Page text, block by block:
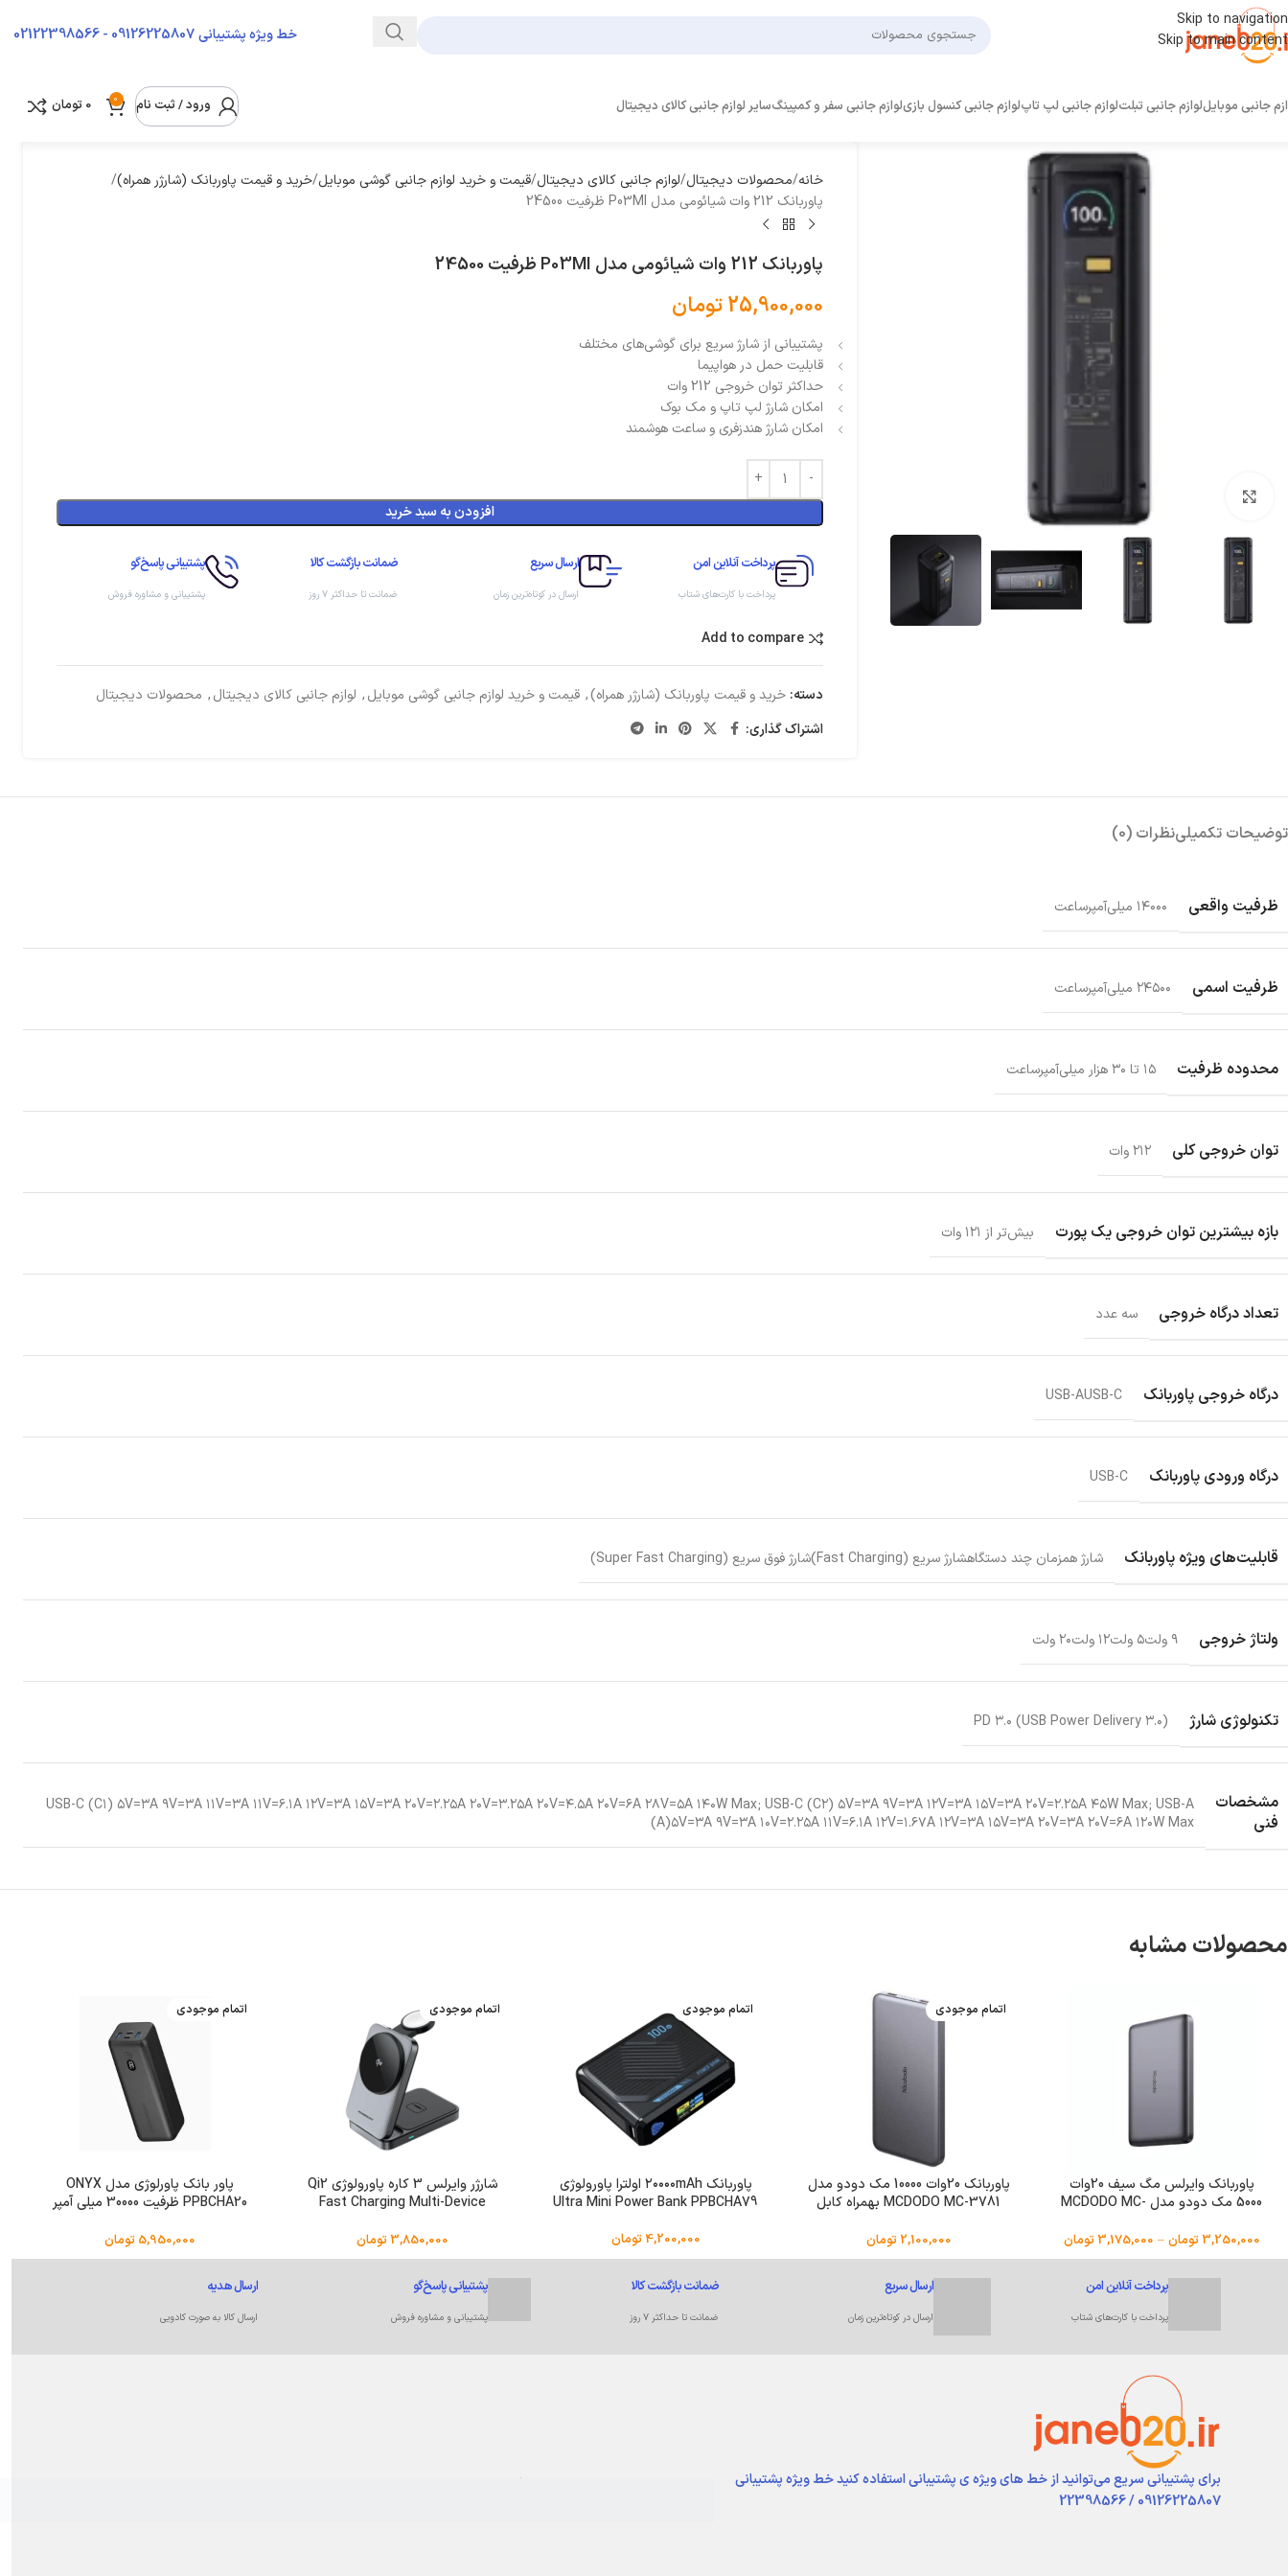
Skip to navigation
Skip to main content
خط ویژه پشتیبانی09126225807 - 02122398566
جانبی موبایللوازم جانبی تبلتلوازم جانبی لپ تاپلوازم جانبی کنسول بازیلوازم جانبی سفر و کمپینگسایر لوازم جانبی کالای دیجیتال ورود / ثبت نام 0
0 تومان
بزرگنمایی تصویر
خانه محصولات دیجیتال لوازم جانبی کالای دیجیتال قیمت و خرید لوازم جانبی گوشی موبایل خرید و قیمت پاوربانک (شارژر همراه)
پاوربانک 212 وات شیائومی مدل P03MI ظرفیت 24500
پاوربانک 212 وات شیائومی مدل P03MI ظرفیت 24500
25,900,000تومان
پشتیبانی از شارژ سریع برای گوشی‌های مختلف
قابلیت حمل در هواپیما
حداکثر توان خروجی 212 وات
امکان شارژ لپ تاپ و مک بوک
امکان شارژ هندزفری و ساعت هوشمند
افزودن به سبد خرید
پرداخت آنلاین امن
پرداخت با کارت‌های شتاب
ارسال سریع
ارسال در کوتاه‌ترین زمان
ضمانت بازگشت کالا
ضمانت تا حداکثر ۷ روز
پشتیبانی پاسخ‌گو
پشتیبانی و مشاوره فروش
Add to compare
دسته: خرید و قیمت پاوربانک (شارژر همراه), قیمت و خرید لوازم جانبی گوشی موبایل, لوازم جانبی کالای دیجیتال, محصولات دیجیتال
اشتراک گذاری:
توضیحات تکمیلینظرات (0)
ظرفیت واقعی ۱۴۰۰۰ میلی‌آمپر‌ساعت
ظرفیت اسمی ۲۴۵۰۰ میلی‌آمپرساعت
محدوده ظرفیت ۱۵ تا ۳۰ هزار میلی‌آمپر‌ساعت
توان خروجی کلی ۲۱۲ وات
بازه بیشترین توان خروجی یک پورت بیش‌تر از ۱۲۱ وات
تعداد درگاه خروجی سه عدد
درگاه خروجی پاوربانک USB-AUSB-C
درگاه ورودی پاوربانک USB-C
قابلیت‌های ویژه پاوربانک شارژ همزمان چند دستگاهشارژ سریع (Fast Charging) شارژ فوق سریع (Super Fast Charging)
ولتاژ خروجی ۹ ولت ۵ ولت ۱۲ ولت ۲۰ ولت
تکنولوژی شارژ PD ۳.۰ (USB Power Delivery ۳.۰)
مشخصات
فنی
USB-C (C۱) ۵V=۳A ۹V=۳A ۱۱V=۳A ۱۱V=۶.۱A ۱۲V=۳A ۱۵V=۳A ۲۰V=۲.۲۵A ۲۰V=۳.۲۵A ۲۰V=۴.۵A ۲۰V=۶A ۲۸V=۵A ۱۴۰W Max; USB-C (C۲) ۵V=۳A ۹V=۳A ۱۲V=۳A ۱۵V=۳A ۲۰V=۲.۲۵A ۴۵W Max; USB-A
(A)۵V=۳A ۹V=۳A ۱۰V=۲.۲۵A ۱۱V=۶.۱A ۱۲V=۱.۶۷A ۱۲V=۳A ۱۵V=۳A ۲۰V=۳A ۲۰V=۶A ۱۲۰W Max
محصولات مشابه
پاوربانک وایرلس مگ سیف 20وات
5000 مک دودو مدل MCDODO MC-
3,250,000 تومان –
3,175,000 تومان
اتمام موجودی
پاوربانک 20وات 10000 مک دودو مدل
MCDODO MC-3781 بهمراه کابل
2,100,000 تومان
اتمام موجودی
پاوربانک ۲۰۰۰۰mAh اولترا پاورولوژی
Ultra Mini Power Bank PPBCHA79
4,200,000 تومان
اتمام موجودی
شارژر وایرلس 3 کاره پاورولوژی Qi2
Fast Charging Multi-Device
3,850,000 تومان
اتمام موجودی
پاور بانک پاورلوژی مدل ONYX
PPBCHA20 ظرفیت 30000 میلی آمپر
5,950,000 تومان
پرداخت آنلاین امن
پرداخت با کارت‌های شتاب
ارسال سریع
ارسال در کوتاه‌ترین زمان
ضمانت بازگشت کالا
ضمانت تا حداکثر ۷ روز
پشتیبانی پاسخ‌گو
پشتیبانی و مشاوره فروش
ارسال هدیه
ارسال کالا به صورت کادویی
برای پشتیبانی سریع می‌توانید از خط های ویژه ی پشتیبانی استفاده کنیدخط ویژه پشتیبانی
09126225807 / 22398566